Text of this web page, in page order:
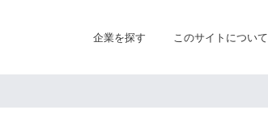
企業を探す このサイトについて